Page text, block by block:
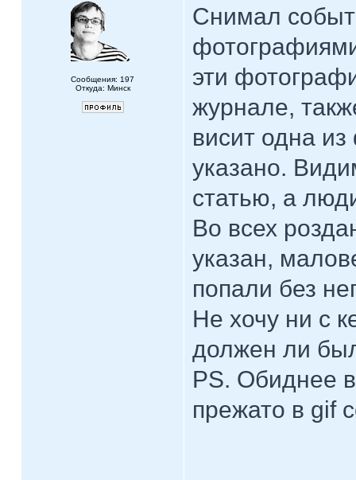
Сообщения: 197
Откуда: Минск
Cнимал
эти
журнале,
висит одна
указано.
статью, а
Во всех
указан,
попали без
Не хочу ни с
должен ли
PS. Обиднее
прежато в gif